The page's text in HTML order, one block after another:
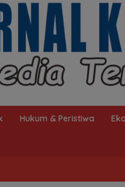
Hukum & Peristiwa